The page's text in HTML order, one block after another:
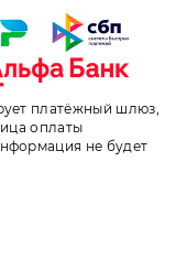
платёжный шлюз,
оплаты
не будет